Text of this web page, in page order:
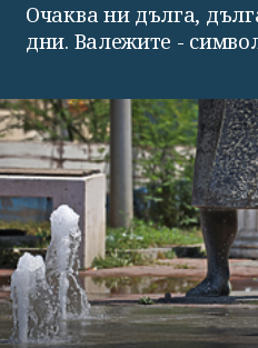
Очаква ни дълга,
дни. Валежите -